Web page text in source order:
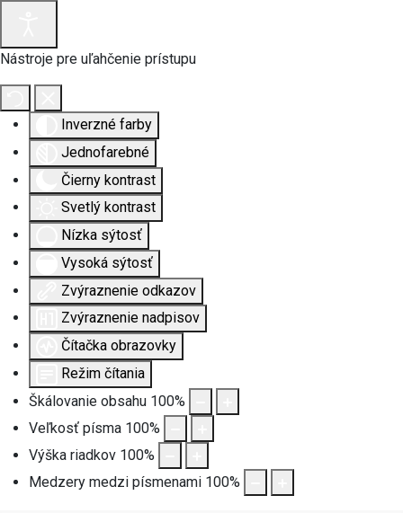
Nástroje pre uľahčenie prístupu
Inverzné farby
Jednofarebné
Čierny kontrast
Svetlý kontrast
Nízka sýtosť
Vysoká sýtosť
Zvýraznenie odkazov
Zvýraznenie nadpisov
Čítačka obrazovky
Režim čítania
Škálovanie obsahu 100%
Veľkosť písma 100%
Výška riadkov 100%
Medzery medzi písmenami 100%